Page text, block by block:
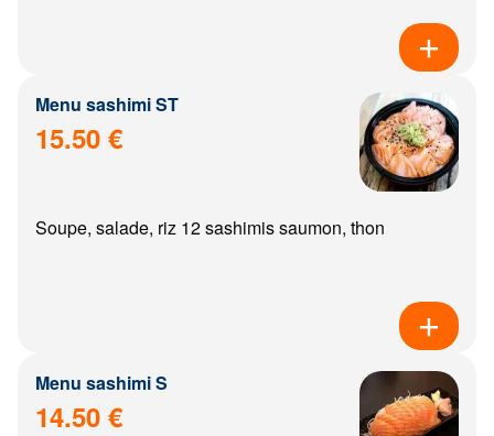
Menu sashimi ST
15.50 €
Soupe, salade, riz 12 sashimis saumon, thon
Menu sashimi S
14.50 €